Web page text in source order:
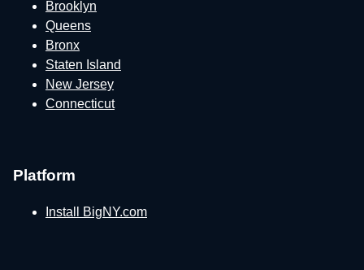
Brooklyn
Queens
Bronx
Staten Island
New Jersey
Connecticut
Platform
Install BigNY.com